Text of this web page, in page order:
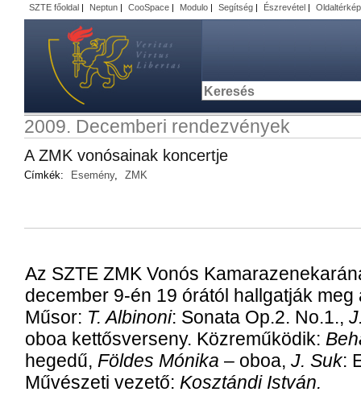
SZTE főoldal | Neptun | CooSpace | Modulo | Segítség | Észrevétel | Oldaltérkép
2009. Decemberi rendezvények
A ZMK vonósainak koncertje
Címkék: Esemény, ZMK
Az SZTE ZMK Vonós
december 9-én 19 órától hallgatják
Műsor: T. Albinoni: Sonata Op.2. No.1.,
oboa kettősverseny. Közreműködik:
hegedű, Földes Mónika – oboa, J. Suk:
Művészeti vezető: Kosztándi István.